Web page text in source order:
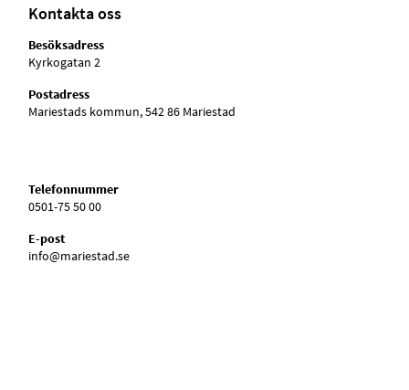
Kontakta oss
Besöksadress
Kyrkogatan 2
Postadress
Mariestads kommun, 542 86 Mariestad
Telefonnummer
0501-75 50 00
E-post
info@mariestad.se